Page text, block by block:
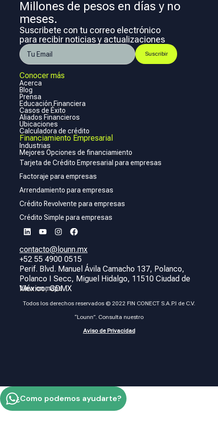
Millones de pesos en días y no
meses.
Suscribete con tu correo electrónico
para recibir noticias y actualizaciones
Conocer más
Acerca
Blog
Prensa
Educación Financiera
Casos de Éxito
Aliados Financieros
Ubicaciones
Calculadora de crédito
Financiamiento Empresarial
Industrias
Mejores Opciones de financiamiento
Tarjeta de Crédito Empresarial para empresas
Factoraje para empresas
Arrendamiento para empresas
Crédito Revolvente para empresas
Crédito Simple para empresas
contacto@lounn.mx
+52 55 4900 0515
Perif. Blvd. Manuel Ávila Camacho 137, Polanco,
Polanco I Secc, Miguel Hidalgo, 11510 Ciudad de
México, CDMX
View on maps
Todos los derechos reservados © 2022 FIN CONECT S.A.P.I de C.V.
“Lounn”. Consulta nuestro
Aviso de Privacidad
¿Como podemos ayudarte?